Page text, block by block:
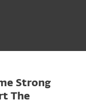
Strong
The